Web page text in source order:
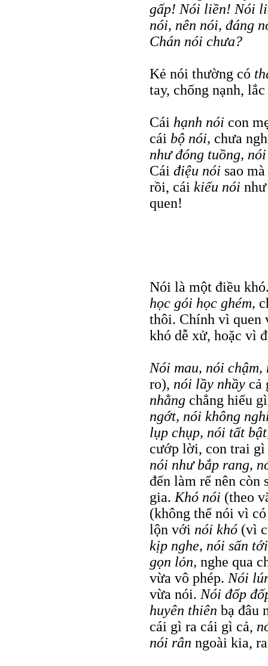
gấp! Nói liền! Nói
nói, nên nói, đáng
Chán nói chưa?
Kẻ nói thường có
tay, chống nạnh,
Cái hạnh nói con
cái bộ nói, chưa
như đóng tuồng,
Cái điệu nói sao
rồi, cái kiểu nói
quen!
Nói là một điều
học gói học ghém,
thôi. Chính vì quen
khó dễ xử, hoặc vì
Nói mau, nói
ro), nói lầy nhầy cả
nhằng chẳng hiểu
ngớt, nói không
lụp chụp, nói tất
cướp lời, con trai
nói như bắp rang,
đến làm rể nên còn
gia. Khó nói (theo
(không thể nói vì
lộn với nói khó (vì
kịp nghe, nói sấn
gọn lỏn, nghe qua
vừa vô phép. Nói
vừa nói. Nói đốp
huyên thiên bạ đâu
cái gì ra cái gì cả,
nói rân ngoài kia,